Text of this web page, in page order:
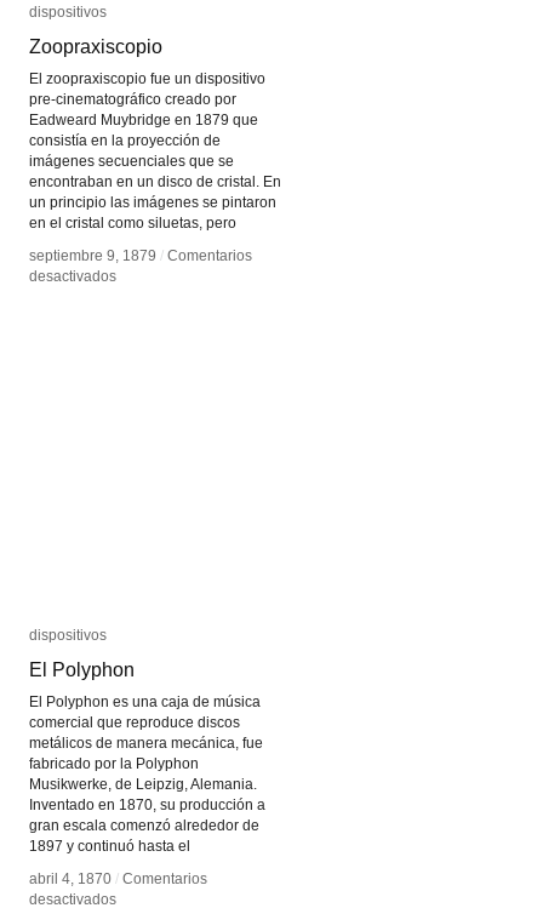
dispositivos
Zoopraxiscopio
El zoopraxiscopio fue un dispositivo
pre-cinematográfico creado por
Eadweard Muybridge en 1879 que
consistía en la proyección de
imágenes secuenciales que se
encontraban en un disco de cristal. En
un principio las imágenes se pintaron
en el cristal como siluetas, pero
septiembre 9, 1879 / Comentarios
desactivadosen
dispositivos
Zoopraxiscopio
septiembre 9, 1879 / Comentarios
desactivadosen
dispositivos
El Polyphon
El Polyphon es una caja de música
comercial que reproduce discos
metálicos de manera mecánica, fue
fabricado por la Polyphon
Musikwerke, de Leipzig, Alemania.
Inventado en 1870, su producción a
gran escala comenzó alrededor de
1897 y continuó hasta el
abril 4, 1870 / Comentarios
desactivadosen
dispositivos
El Polyphon
abril 4, 1870 / Comentarios
desactivadosen